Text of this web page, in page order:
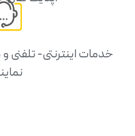
خدمات اینترنتی-